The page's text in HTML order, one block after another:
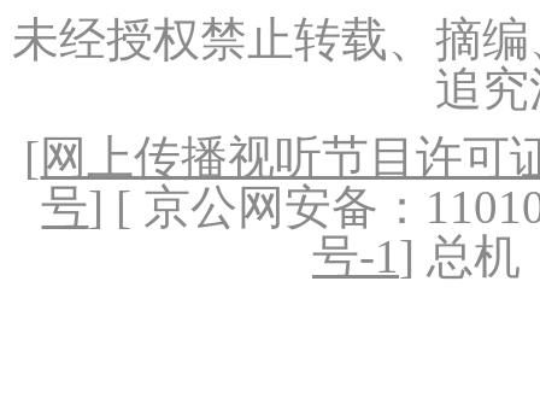
未经授权禁止转载、摘
追
[网上传播视听节目许可
号] [ 京公网安备：
号-1] 总机